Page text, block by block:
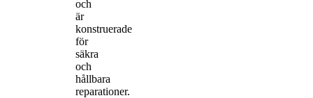
och
är
konstruerade
för
säkra
och
hållbara
reparationer.